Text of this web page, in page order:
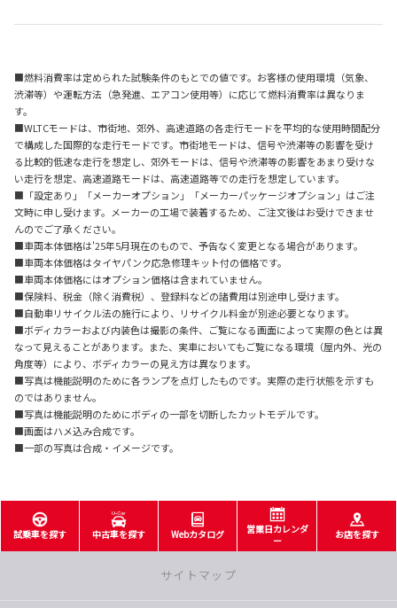
■燃料消費率は定められた試験条件のもとでの値です。お客様の使用環境（気象、
渋滞等）や運転方法（急発進、エアコン使用等）に応じて燃料消費率は異なりま
す。
■WLTCモードは、市街地、郊外、高速道路の各走行モードを平均的な使用時間配分
で構成した国際的な走行モードです。市街地モードは、信号や渋滞等の影響を受け
る比較的低速な走行を想定し、郊外モードは、信号や渋滞等の影響をあまり受けな
い走行を想定、高速道路モードは、高速道路等での走行を想定しています。
■「設定あり」「メーカーオプション」「メーカーパッケージオプション」はご注
文時に申し受けます。メーカーの工場で装着するため、ご注文後はお受けできませ
んのでご了承ください。
■車両本体価格は'25年5月現在のもので、予告なく変更となる場合があります。
■車両本体価格はタイヤパンク応急修理キット付の価格です。
■車両本体価格にはオプション価格は含まれていません。
■保険料、税金（除く消費税）、登録料などの諸費用は別途申し受けます。
■自動車リサイクル法の施行により、リサイクル料金が別途必要となります。
■ボディカラーおよび内装色は撮影の条件、ご覧になる画面によって実際の色とは異
なって見えることがあります。また、実車においてもご覧になる環境（屋内外、光の
角度等）により、ボディカラーの見え方は異なります。
■写真は機能説明のために各ランプを点灯したものです。実際の走行状態を示すも
のではありません。
■写真は機能説明のためにボディの一部を切断したカットモデルです。
■画面はハメ込み合成です。
■一部の写真は合成・イメージです。
試乗車を探す 中古車を探す Webカタログ
営業日カレンダ
ー
お店を探す
サイトマップ